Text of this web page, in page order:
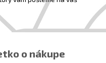
o nákupe